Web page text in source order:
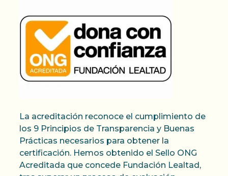
La acreditación reconoce el cumplimiento de
los 9 Principios de Transparencia y Buenas
Prácticas necesarios para obtener la
certificación. Hemos obtenido el Sello ONG
Acreditada que concede Fundación Lealtad,